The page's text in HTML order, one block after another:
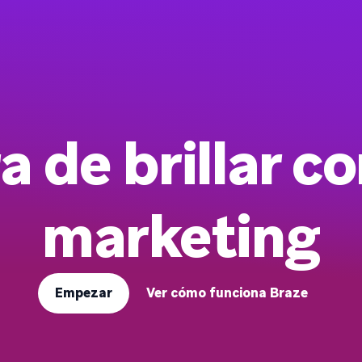
de brillar
marketing
Empezar Ver cómo funciona Braze